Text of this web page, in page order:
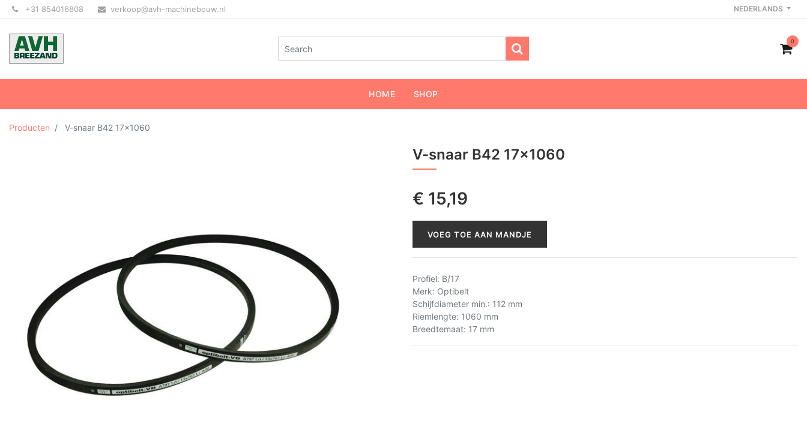
+31 854016808 verkoop@avh-machinebouw.nl NEDERLANDS
0
HOME SHOP
Producten V-snaar B42 17x1060
V-snaar B42 17x1060
€ 15,19
VOEG TOE AAN MANDJE
Profiel: B/17
Merk: Optibelt
Schijfdiameter min.: 112 mm
Riemlengte: 1060 mm
Breedtemaat: 17 mm